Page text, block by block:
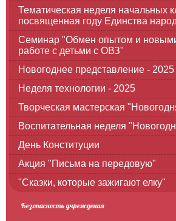
Тематическая неделя начальных
посвященная году Единства
Семинар "Обмен опытом и
работе с детьми с ОВЗ"
Новогоднее представление - 2025
Неделя технологии - 2025
Творческая мастерская
Воспитательная неделя
День Конституции
Акция "Письма на передовую"
"Сказки, которые зажигают елку"
Безопасность учреждения